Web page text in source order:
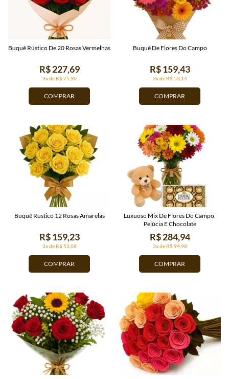
COMPRAR
3x de R$ 75,90
R$ 227,69
Buquê Rústico De 20 Rosas Vermelhas
COMPRAR
3x de R$ 53,14
R$ 159,43
Buquê De Flores Do Campo
COMPRAR
3x de R$ 53,08
R$ 159,23
Buquê Rustico 12 Rosas Amarelas
COMPRAR
3x de R$ 94,98
R$ 284,94
Luxuoso Mix De Flores Do Campo,
Pelúcia E Chocolate